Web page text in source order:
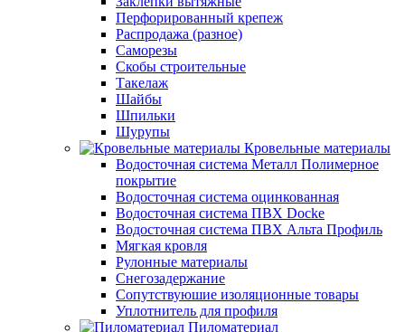
Перфорированный крепеж
Распродажа (разное)
Саморезы
Скобы строительные
Такелаж
Шайбы
Шпильки
Шурупы
Кровельные материалы
Водосточная система Металл Полимерное
покрытие
Водосточная система оцинкованная
Водосточная система ПВХ Docke
Водосточная система ПВХ Альта Профиль
Мягкая кровля
Рулонные материалы
Снегозадержание
Сопутствуюшие изоляционные товары
Уплотнитель для профиля
Пиломатериал